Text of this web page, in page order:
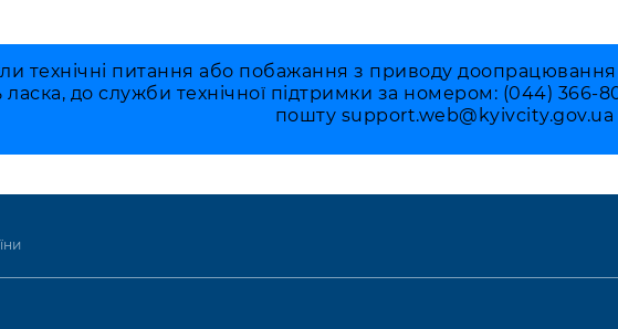
технічні питання або побажання з приводу
ласка, до служби технічної підтримки за номером: (044) 366-
пошту support.web@kyivcity.gov.ua